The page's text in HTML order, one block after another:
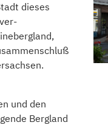
dieses
und den
Bergland